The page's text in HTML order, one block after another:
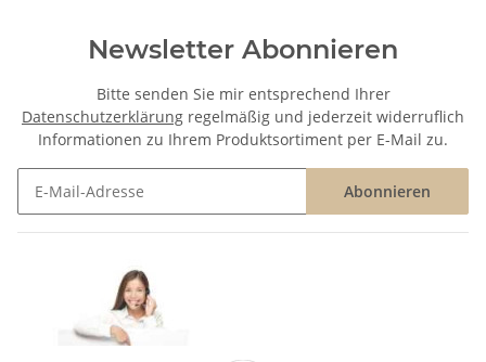
Newsletter Abonnieren
Bitte senden Sie mir entsprechend Ihrer
Datenschutzerklärung regelmäßig und jederzeit widerruflich
Informationen zu Ihrem Produktsortiment per E-Mail zu.
Abonnieren